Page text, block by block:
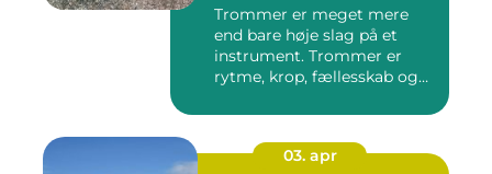
Trommer er meget mere
end bare høje slag på et
instrument. Trommer er
rytme, krop, fællesskab og
03. apr